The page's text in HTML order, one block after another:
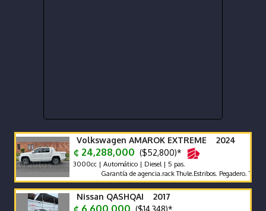
Volkswagen AMAROK EXTREME 2024
¢ 24,288,000 ($52,800)*
3000cc | Automático | Diesel | 5 pas.
Garantía de agencia.rack Thule.Estribos. Pegadero. Tapa
Nissan QASHQAI 2017
¢ 6,600,000 ($14,348)*